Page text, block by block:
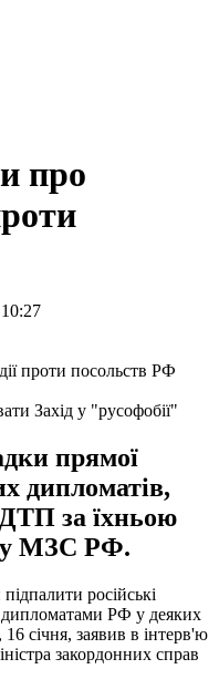
про
Захід у "русофобії"
прямої
дипломатів,
за їхньою
у МЗС РФ.
російські
РФ у деяких
січня, заявив в інтерв'ю
закордонних справ